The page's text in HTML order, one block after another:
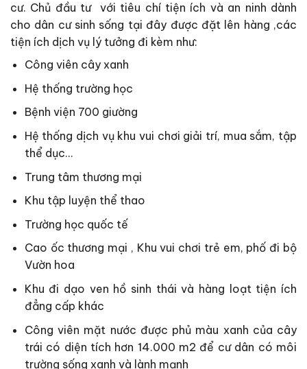
cư. Chủ đầu tư với tiêu chí tiện ích và an ninh dành
cho dân cư sinh sống tại đây được đặt lên hàng ,các
tiện ích dịch vụ lý tưởng đi kèm như:
Công viên cây xanh
Hệ thống trường học
Bệnh viện 700 giường
Hệ thống dịch vụ khu vui chơi giải trí, mua sắm, tập
thể dục…
Trung tâm thương mại
Khu tập luyện thể thao
Trường học quốc tế
Cao ốc thương mại , Khu vui chơi trẻ em, phố đi bộ
Vườn hoa
Khu đi dạo ven hồ sinh thái và hàng loạt tiện ích
đẳng cấp khác
Công viên mặt nước được phủ màu xanh của cây
trái có diện tích hơn 14.000 m2 để cư dân có môi
trường sống xanh và lành mạnh